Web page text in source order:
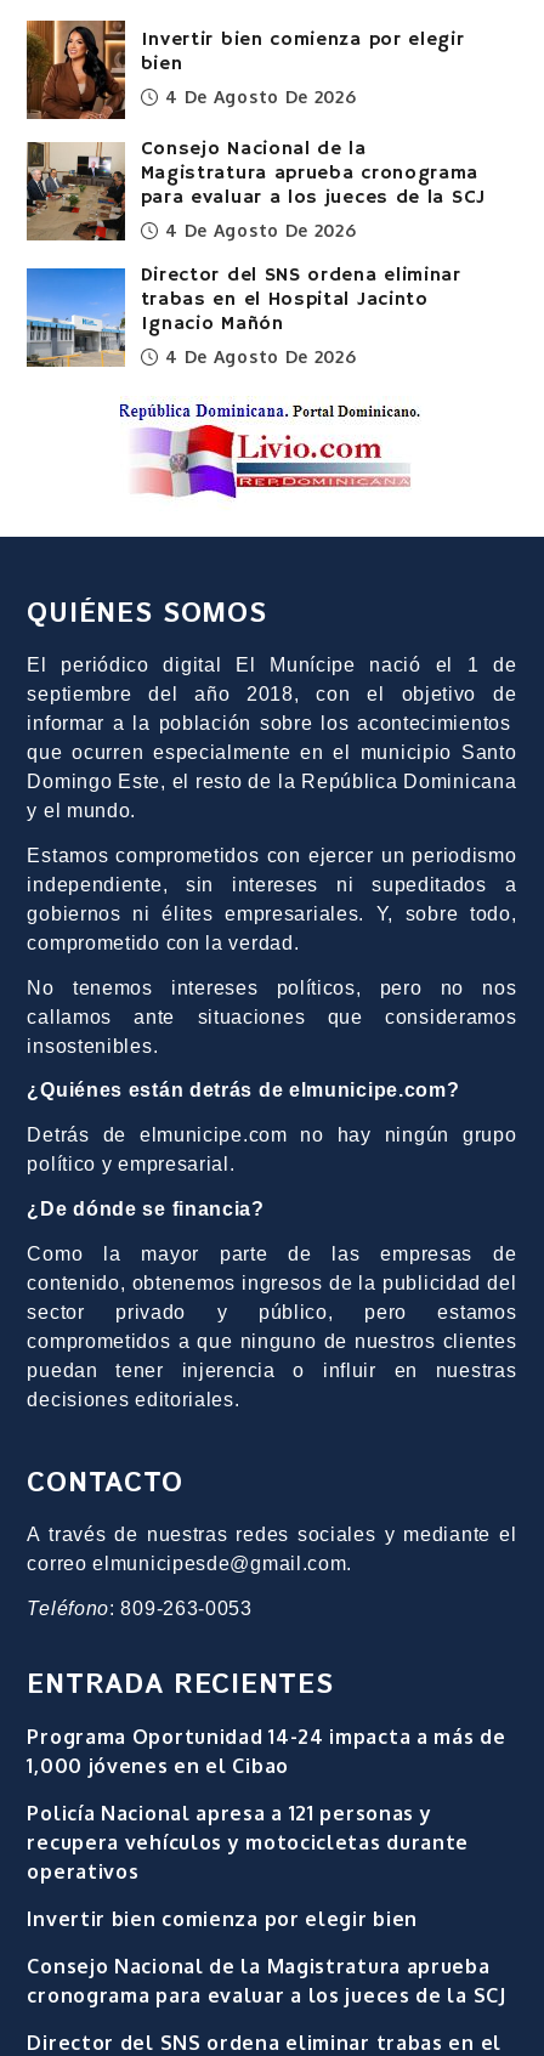
Invertir bien comienza por elegir
bien
4 De Agosto De 2026
Consejo Nacional de la
Magistratura aprueba cronograma
para evaluar a los jueces de la SCJ
4 De Agosto De 2026
Director del SNS ordena eliminar
trabas en el Hospital Jacinto
Ignacio Mañón
4 De Agosto De 2026
QUIÉNES SOMOS
El periódico digital El Munícipe nació el 1 de
septiembre del año 2018, con el objetivo de
informar a la población sobre los acontecimientos
que ocurren especialmente en el municipio Santo
Domingo Este, el resto de la República Dominicana
y el mundo.
Estamos comprometidos con ejercer un periodismo
independiente, sin intereses ni supeditados a
gobiernos ni élites empresariales. Y, sobre todo,
comprometido con la verdad.
No tenemos intereses políticos, pero no nos
callamos ante situaciones que consideramos
insostenibles.
¿Quiénes están detrás de elmunicipe.com?
Detrás de elmunicipe.com no hay ningún grupo
político y empresarial.
¿De dónde se financia?
Como la mayor parte de las empresas de
contenido, obtenemos ingresos de la publicidad del
sector privado y público, pero estamos
comprometidos a que ninguno de nuestros clientes
puedan tener injerencia o influir en nuestras
decisiones editoriales.
CONTACTO
A través de nuestras redes sociales y mediante el
correo elmunicipesde@gmail.com.
Teléfono: 809-263-0053
ENTRADA RECIENTES
Programa Oportunidad 14-24 impacta a más de
1,000 jóvenes en el Cibao
Policía Nacional apresa a 121 personas y
recupera vehículos y motocicletas durante
operativos
Invertir bien comienza por elegir bien
Consejo Nacional de la Magistratura aprueba
cronograma para evaluar a los jueces de la SCJ
Director del SNS ordena eliminar trabas en el